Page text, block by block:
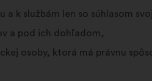
k službám len so súhlasom
a pod ich dohľadom,
osoby, ktorá má právnu